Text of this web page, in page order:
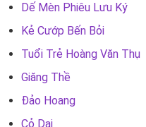
Dế Mèn Phiêu Lưu Ký
Kẻ Cướp Bến Bỏi
Tuổi Trẻ Hoàng Văn Thụ
Giăng Thề
Đảo Hoang
Cỏ Dại